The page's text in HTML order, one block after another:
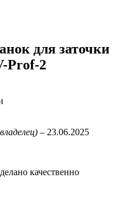
для заточки
Prof-2
– 23.06.2025
качественно